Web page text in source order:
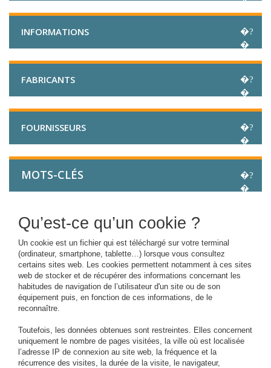
INFORMATIONS
FABRICANTS
FOURNISSEURS
MOTS-CLÉS
Qu’est-ce qu’un cookie ?
Un cookie est un fichier qui est téléchargé sur votre terminal
(ordinateur, smartphone, tablette…) lorsque vous consultez
certains sites web. Les cookies permettent notamment à ces sites
web de stocker et de récupérer des informations concernant les
habitudes de navigation de l’utilisateur d'un site ou de son
équipement puis, en fonction de ces informations, de le
reconnaître.
Toutefois, les données obtenues sont restreintes. Elles concernent
uniquement le nombre de pages visitées, la ville où est localisée
l’adresse IP de connexion au site web, la fréquence et la
récurrence des visites, la durée de la visite, le navigateur,